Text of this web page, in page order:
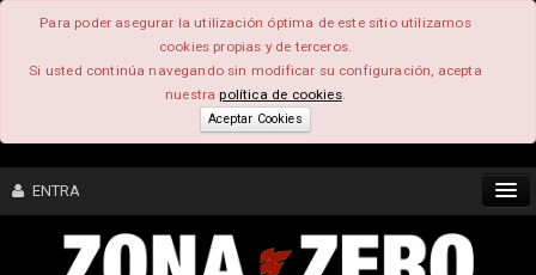
Para poder asegurar la utilización óptima de este sitio utilizamos
cookies propias y de terceros.
Si usted continúa navegando sin modificar su configuración, acepta
nuestrapolítica de cookies.
Aceptar Cookies
ENTRA